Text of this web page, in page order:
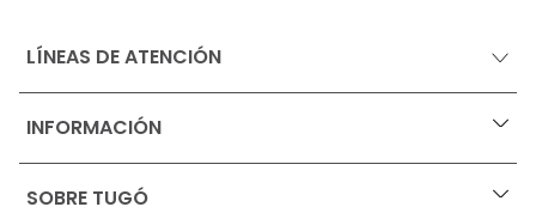
LÍNEAS DE ATENCIÓN
INFORMACIÓN +
Ofertas vigentes
SOBRE TUGÓ +